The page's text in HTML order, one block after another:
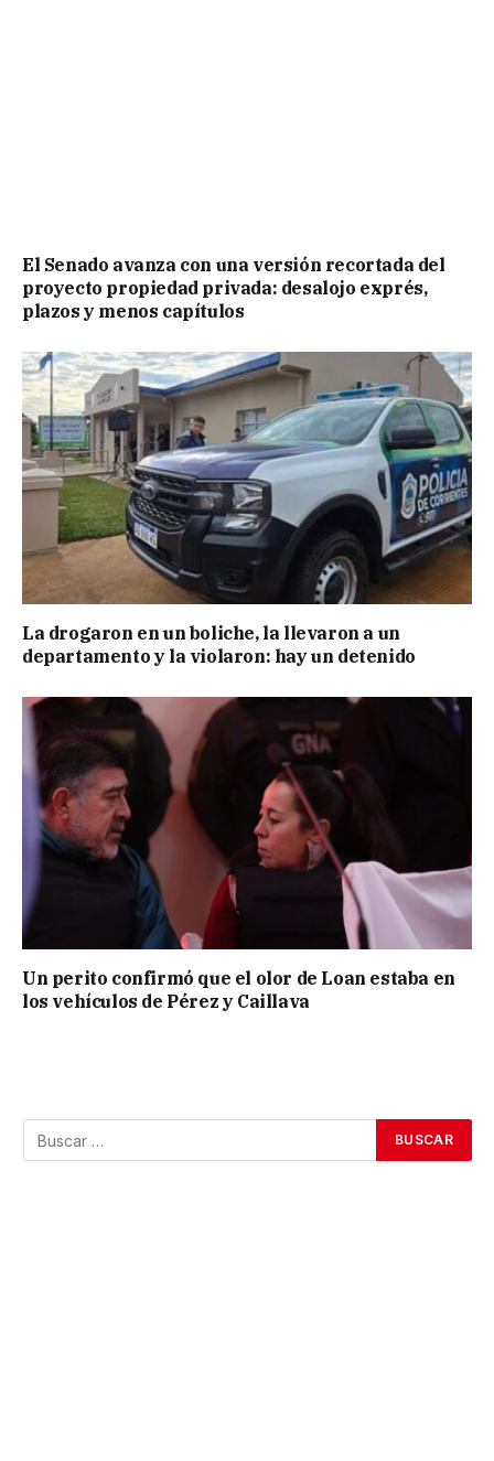
El Senado avanza con una versión recortada del
proyecto propiedad privada: desalojo exprés,
plazos y menos capítulos
La drogaron en un boliche, la llevaron a un
departamento y la violaron: hay un detenido
Un perito confirmó que el olor de Loan estaba en
los vehículos de Pérez y Caillava